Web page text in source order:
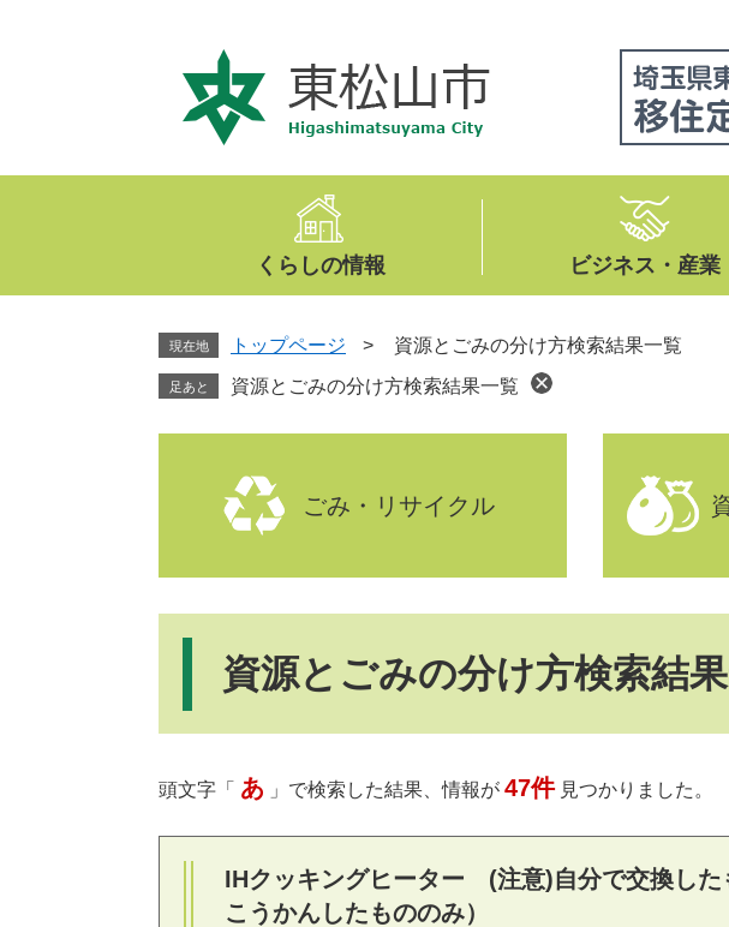
文
くらしの情報 ビジネス・産業
現在地 トップページ > 資源とごみの分け方検索結果一覧
足あと 資源とごみの分け方検索結果一覧
ごみ・リサイクル
資源とごみの分け方検索結
頭文字「 あ 」で検索した結果、情報が 47件 見つかりました。
IHクッキングヒーター (注意)自分で交換し
こうかんしたもののみ）